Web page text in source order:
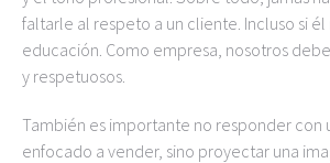
faltarle al respeto a un cliente. Incluso si
educación. Como empresa, nosotros
y respetuosos.
También es importante no responder con
enfocado a vender, sino proyectar una